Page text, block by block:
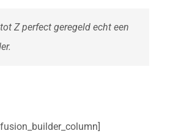
Z perfect geregeld echt een